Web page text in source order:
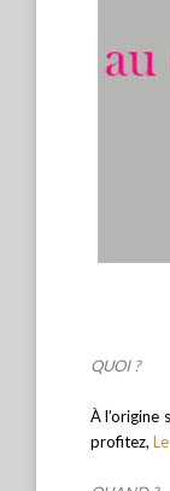
QUOI ?
À l’origine
profitez,